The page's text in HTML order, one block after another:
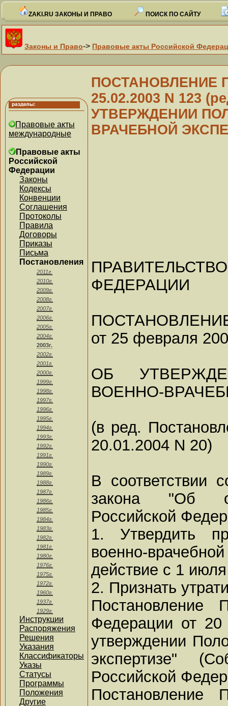
ZAKI.RU ЗАКОНЫ И ПРАВО ПОИСК ПО САЙТУ
Законы и Право-> Правовые акты Российской
Правовые акты
международные
Правовые акты
Российской
Федерации
Законы
Кодексы
Конвенции
Соглашения
Протоколы
Правила
Договоры
Приказы
Письма
Постановления
2011г.
2010г.
2009г.
2008г.
2007г.
2006г.
2005г.
2004г.
2003г.
2002г.
2001г.
2000г.
1999г.
1998г.
1997г.
1996г.
1995г.
1994г.
1993г.
1992г.
1991г.
1990г.
1989г.
1988г.
1987г.
1986г.
1985г.
1984г.
1983г.
1982г.
1981г.
1980г.
1976г.
1975г.
1972г.
1960г.
1937г.
1929г.
Инструкции
Распоряжения
Решения
Указания
Классификаторы
Указы
Статусы
Программы
Положения
Другие
ПОСТАНОВЛЕНИЕ
25.02.2003 N 123
УТВЕРЖДЕНИИ
ВРАЧЕБНОЙ
ФЕДЕРАЦИИ
от 25 февраля
ОБ
ВОЕННО-
(в ред.
20.01.2004 N 20)
В соответствии
закона "Об
Российской
1. Утвердить
военно-
действие с 1 июля
2. Признать
Постановление
Федерации от
утверждении
экспертизе"
Российской
Постановление